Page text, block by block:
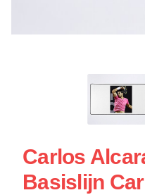
Carlos
Basislijn